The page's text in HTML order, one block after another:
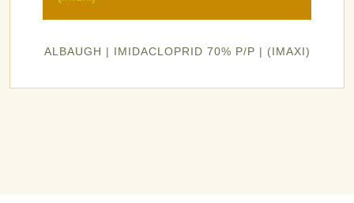
ALBAUGH | IMIDACLOPRID 70% P/P | (IMAXI)